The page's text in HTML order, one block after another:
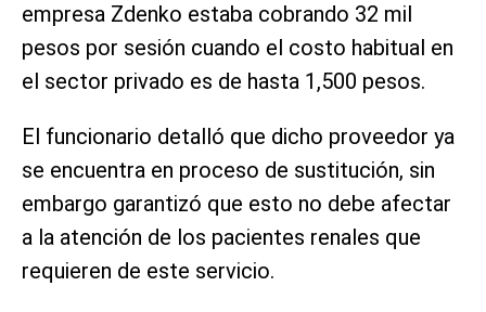
empresa Zdenko estaba cobrando 32 mil
pesos por sesión cuando el costo habitual en
el sector privado es de hasta 1,500 pesos.
El funcionario detalló que dicho proveedor ya
se encuentra en proceso de sustitución, sin
embargo garantizó que esto no debe afectar
a la atención de los pacientes renales que
requieren de este servicio.